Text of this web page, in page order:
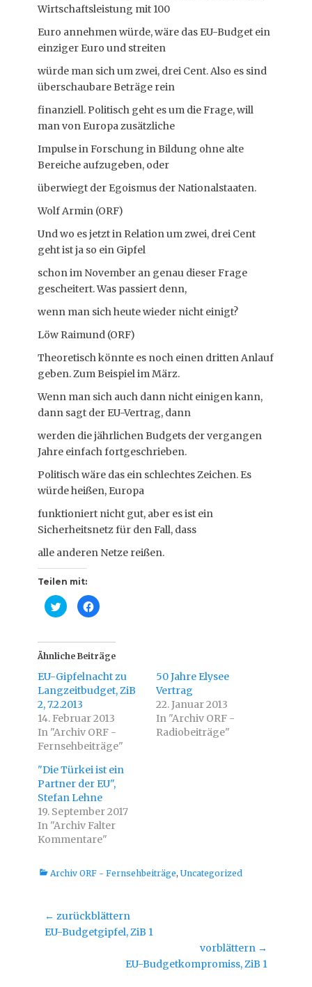
Wirtschaftsleistung mit 100
Euro annehmen würde, wäre das EU-Budget ein
einziger Euro und streiten
würde man sich um zwei, drei Cent. Also es sind
überschaubare Beträge rein
finanziell. Politisch geht es um die Frage, will
man von Europa zusätzliche
Impulse in Forschung in Bildung ohne alte
Bereiche aufzugeben, oder
überwiegt der Egoismus der Nationalstaaten.
Wolf Armin (ORF)
Und wo es jetzt in Relation um zwei, drei Cent
geht ist ja so ein Gipfel
schon im November an genau dieser Frage
gescheitert. Was passiert denn,
wenn man sich heute wieder nicht einigt?
Löw Raimund (ORF)
Theoretisch könnte es noch einen dritten Anlauf
geben. Zum Beispiel im März.
Wenn man sich auch dann nicht einigen kann,
dann sagt der EU-Vertrag, dann
werden die jährlichen Budgets der vergangen
Jahre einfach fortgeschrieben.
Politisch wäre das ein schlechtes Zeichen. Es
würde heißen, Europa
funktioniert nicht gut, aber es ist ein
Sicherheitsnetz für den Fall, dass
alle anderen Netze reißen.
Teilen mit:
K
l
,
u
m
ü
b
e
r
T
w
i
t
t
e
u
t
e
i
l
e
n
(
W
i
i
n
e
m
F
e
K
l
,
u
m
u
f
F
c
e
b
o
o
u
t
e
i
l
e
n
(
W
i
i
e
m
F
e
Ähnliche Beiträge
EU-Gipfelnacht zu
Langzeitbudget, ZiB
2, 7.2.2013
14. Februar 2013
In "Archiv ORF -
Fernsehbeiträge"
50 Jahre Elysee
Vertrag
22. Januar 2013
In "Archiv ORF -
Radiobeiträge"
"Die Türkei ist ein
Partner der EU",
Stefan Lehne
19. September 2017
In "Archiv Falter
Kommentare"
Kategorien
Archiv ORF - Fernsehbeiträge, Uncategorized
Beitragsnavigation
← zurückblättern
Vorheriger
EU-Budgetgipfel, ZiB 1
vorblättern →
EU-Budgetkompromiss, ZiB 1